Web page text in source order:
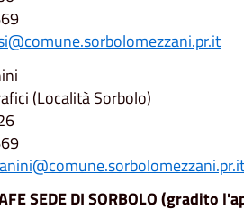
(Località Sorbolo)
SEDE DI SORBOLO (gradito